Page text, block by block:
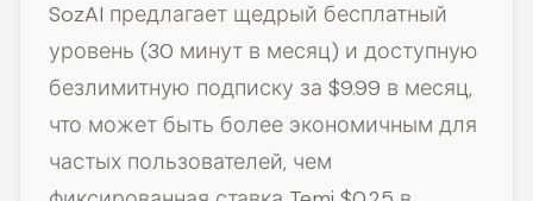
SozAI предлагает щедрый бесплатный
уровень (30 минут в месяц) и доступную
безлимитную подписку за $9.99 в месяц,
что может быть более экономичным для
частых пользователей, чем